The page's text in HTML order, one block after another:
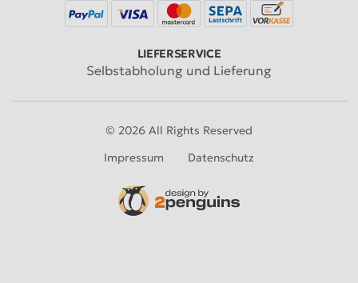
LIEFERSERVICE
Selbstabholung und Lieferung
© 2026 All Rights Reserved
Impressum
Datenschutz